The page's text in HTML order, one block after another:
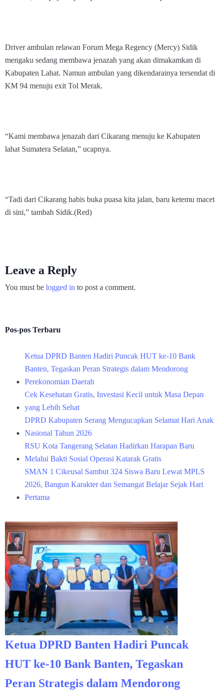
Driver ambulan relawan Forum Mega Regency (Mercy) Sidik
mengaku sedang membawa jenazah yang akan dimakamkan di
Kabupaten Lahat. Namun ambulan yang dikendarainya tersendat di
KM 94 menuju exit Tol Merak.
“Kami membawa jenazah dari Cikarang menuju ke Kabupaten
lahat Sumatera Selatan,” ucapnya.
“Tadi dari Cikarang habis buka puasa kita jalan, baru ketemu macet
di sini,” tambah Sidik.(Red)
Leave a Reply
You must be logged in to post a comment.
Pos-pos Terbaru
Ketua DPRD Banten Hadiri Puncak HUT ke-10 Bank
Banten, Tegaskan Peran Strategis dalam Mendorong
Perekonomian Daerah
Cek Kesehatan Gratis, Investasi Kecil untuk Masa Depan
yang Lebih Sehat
DPRD Kabupaten Serang Mengucapkan Selamat Hari Anak
Nasional Tahun 2026
RSU Kota Tangerang Selatan Hadirkan Harapan Baru
Melalui Bakti Sosial Operasi Katarak Gratis
SMAN 1 Cikeusal Sambut 324 Siswa Baru Lewat MPLS
2026, Bangun Karakter dan Semangat Belajar Sejak Hari
Pertama
Ketua DPRD Banten Hadiri Puncak
HUT ke-10 Bank Banten, Tegaskan
Peran Strategis dalam Mendorong